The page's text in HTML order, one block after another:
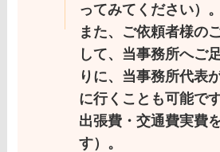
ってみてください）。
また、ご依頼者様の
して、当事務所へご
りに、当事務所代表
に行くことも可能で
出張費・交通費実費
す）。